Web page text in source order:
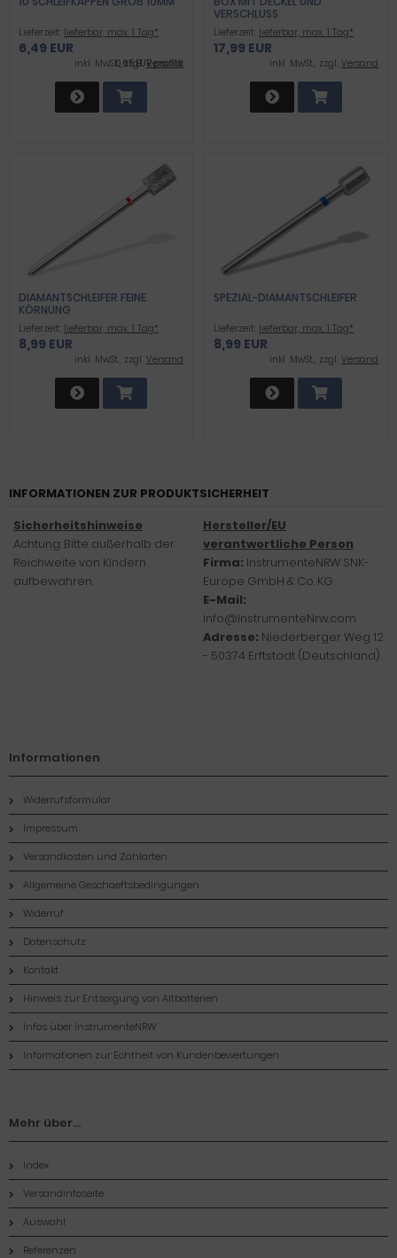
Lieferzeit: lieferbar, max. 1 Tag*
6,49 EUR
0,65 EUR pro Stk.
inkl .MwSt., zzgl.Versand
VERSCHLUSS
Lieferzeit: lieferbar, max. 1 Tag*
17,99 EUR
inkl .MwSt., zzgl. Versand
DIAMANTSCHLEIFER FEINE
KÖRNUNG
Lieferzeit: lieferbar, max. 1 Tag*
8,99 EUR
inkl .MwSt., zzgl. Versand
SPEZIAL-DIAMANTSCHLEIFER
Lieferzeit: lieferbar, max. 1 Tag*
8,99 EUR
inkl .MwSt., zzgl. Versand
INFORMATIONEN ZUR PRODUKTSICHERHEIT
Sicherheitshinweise
Achtung: Bitte außerhalb der
Reichweite von Kindern
aufbewahren.
Hersteller/EU
verantwortliche Person
Firma: InstrumenteNRW SNK-
Europe GmbH & Co. KG
E-Mail:
info@InstrumenteNrw.com
Adresse: Niederberger Weg 12
- 50374 Erftstadt (Deutschland)
Informationen
Widerrufsformular
Impressum
Versandkosten und Zahlarten
Allgemeine Geschaeftsbedingungen
Widerruf
Datenschutz
Kontakt
Hinweis zur Entsorgung von Altbatterien
Infos über InstrumenteNRW
Informationen zur Echtheit von Kundenbewertungen
Mehr über...
Index
Versandinfoseite
Auswahl
Referenzen